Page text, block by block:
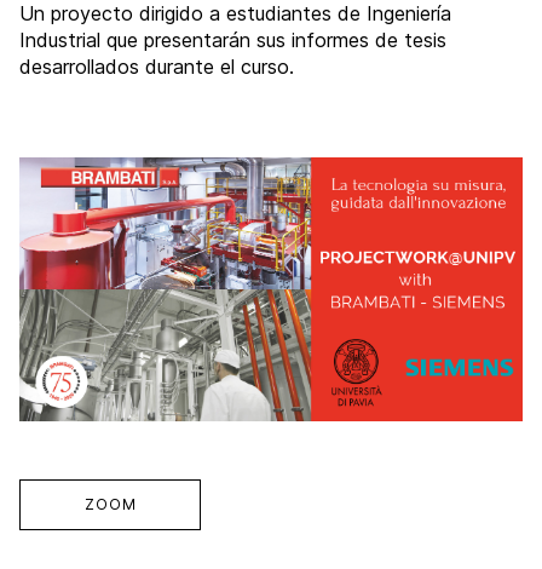
Un proyecto dirigido a estudiantes de Ingeniería
Industrial que presentarán sus informes de tesis
desarrollados durante el curso.
ZOOM